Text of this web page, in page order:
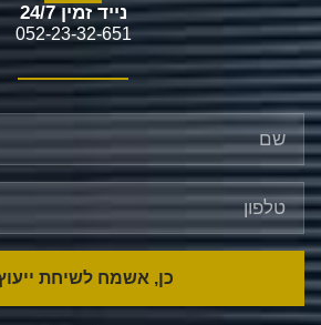
נייד זמין 24/7
052-23-32-651
כן, אשמח לשיחת